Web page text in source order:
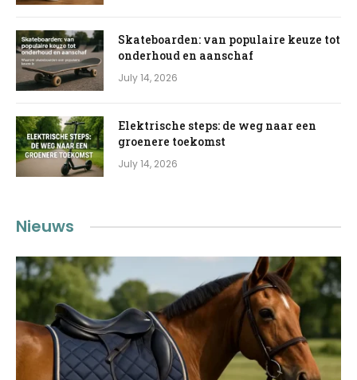
Skateboarden: van populaire keuze tot
onderhoud en aanschaf
July 14, 2026
Elektrische steps: de weg naar een
groenere toekomst
July 14, 2026
Nieuws